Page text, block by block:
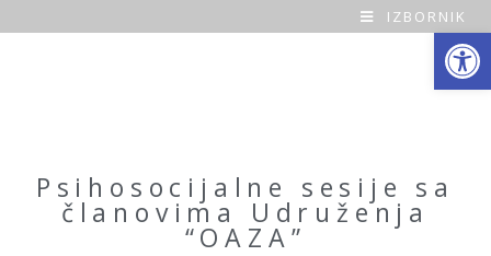
Open toolbar
O
a
IZBORNIK
Psihosocijalne sesije sa
članovima Udruženja
“OAZA”